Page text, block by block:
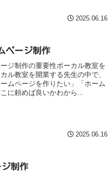
2025.06.16
ページ制作
ジ制作の重要性ボーカル教室を
ル教室を開業する先生の中で、
ムページを作りたい」「ホーム
に頼めば良いかわから...
2025.06.16
ジ制作